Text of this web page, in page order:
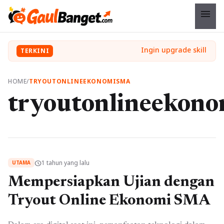
menu
TERKINI
HOME/TRYOUTONLINEEKONOMISMA
UTAMA schedule1 tahun yang lalu
Mempersiapkan Ujian dengan
Tryout Online Ekonomi SMA